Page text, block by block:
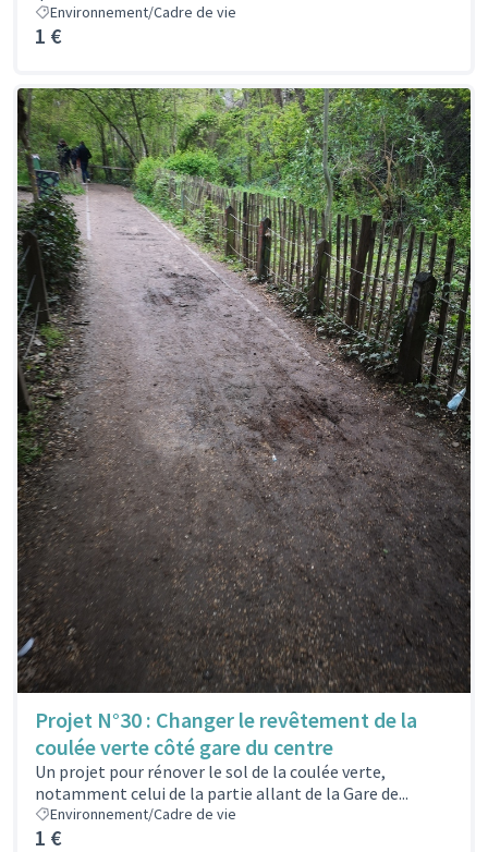
Environnement/Cadre de vie
1 €
Projet N°30 : Changer le revêtement de la
coulée verte côté gare du centre
Un projet pour rénover le sol de la coulée verte,
notamment celui de la partie allant de la Gare de...
Environnement/Cadre de vie
1 €